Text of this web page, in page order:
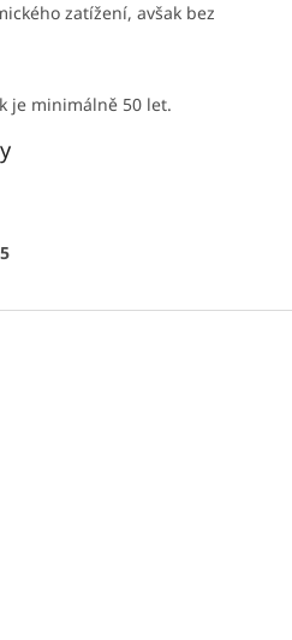
zatížení, avšak bez
je minimálně 50 let.